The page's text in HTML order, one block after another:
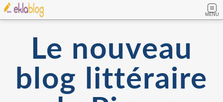
MENU
Le nouveau
blog littéraire